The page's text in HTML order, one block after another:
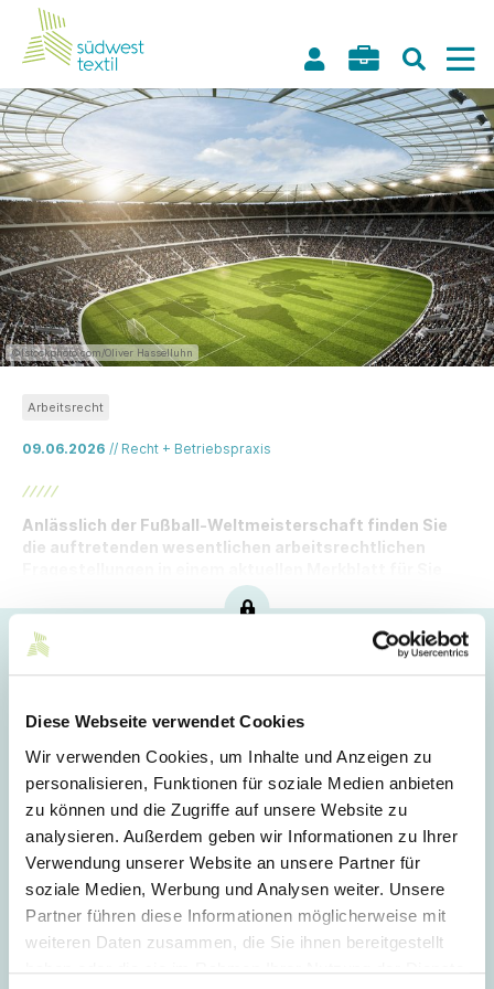
Diese Webseite verwendet Cookies
Wir verwenden Cookies, um Inhalte und Anzeigen zu
personalisieren, Funktionen für soziale Medien anbieten
zu können und die Zugriffe auf unsere Website zu
analysieren. Außerdem geben wir Informationen zu Ihrer
Verwendung unserer Website an unsere Partner für
soziale Medien, Werbung und Analysen weiter. Unsere
Partner führen diese Informationen möglicherweise mit
weiteren Daten zusammen, die Sie ihnen bereitgestellt
©Istockphoto.com/Oliver Hasselluhn
09.06.2026 // Recht + Betriebspraxis
Arbeitsrecht
Anlässlich der Fußball-Weltmeisterschaft finden Sie
die auftretenden wesentlichen arbeitsrechtlichen
Login
E-Mail
Passwort